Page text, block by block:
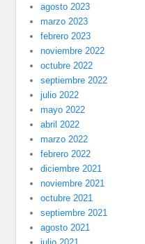
agosto 2023
marzo 2023
febrero 2023
noviembre 2022
octubre 2022
septiembre 2022
julio 2022
mayo 2022
abril 2022
marzo 2022
febrero 2022
diciembre 2021
noviembre 2021
octubre 2021
septiembre 2021
agosto 2021